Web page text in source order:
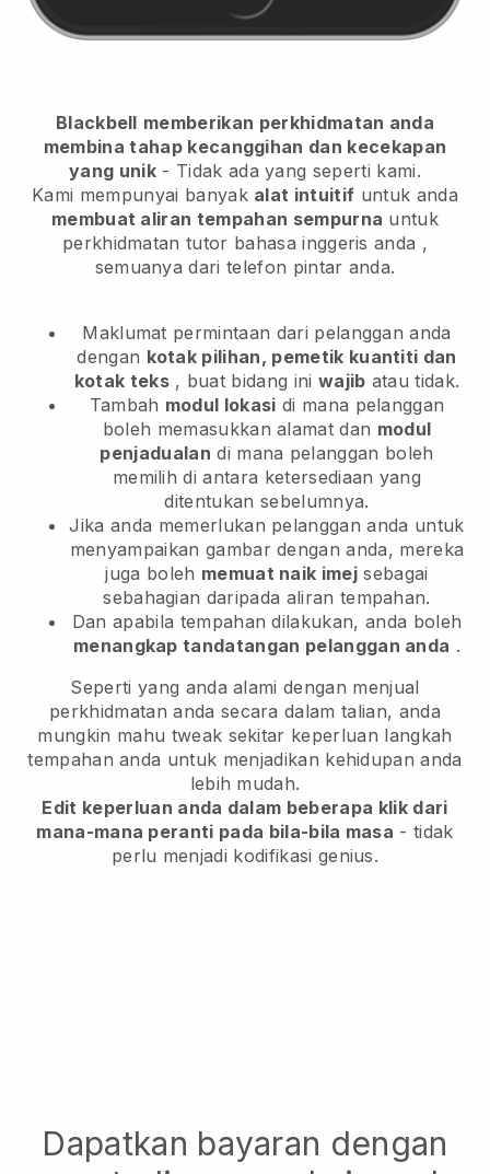
Blackbell memberikan perkhidmatan anda
membina tahap kecanggihan dan kecekapan
yang unik- Tidak ada yang seperti kami.
Kami mempunyai banyak alat intuitif untuk anda
membuat aliran tempahan sempurna untuk
perkhidmatan tutor bahasa inggeris anda ,
semuanya dari telefon pintar anda.
Maklumat permintaan dari pelanggan anda
dengan kotak pilihan, pemetik kuantiti dan
kotak teks, buat bidang ini wajib atau tidak.
Tambah modul lokasi di mana pelanggan
boleh memasukkan alamat dan modul
penjadualan di mana pelanggan boleh
memilih di antara ketersediaan yang
ditentukan sebelumnya.
Jika anda memerlukan pelanggan anda untuk
menyampaikan gambar dengan anda, mereka
juga boleh memuat naik imej sebagai
sebahagian daripada aliran tempahan.
Dan apabila tempahan dilakukan, anda boleh
menangkap tandatangan pelanggan anda .
Seperti yang anda alami dengan menjual
perkhidmatan anda secara dalam talian, anda
mungkin mahu tweak sekitar keperluan langkah
tempahan anda untuk menjadikan kehidupan anda
lebih mudah.
Edit keperluan anda dalam beberapa klik dari
mana-mana peranti pada bila-bila masa - tidak
perlu menjadi kodifikasi genius.
Dapatkan bayaran dengan